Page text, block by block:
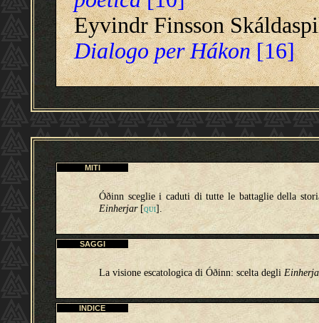
Eyvindr Finsson
Dialogo per Hákon[16]
MITI
Óðinn sceglie i caduti di tutte le battaglie della
Einherjar[QUI].
SAGGI
La visione escatologica di Óðinn: scelta degli
INDICE